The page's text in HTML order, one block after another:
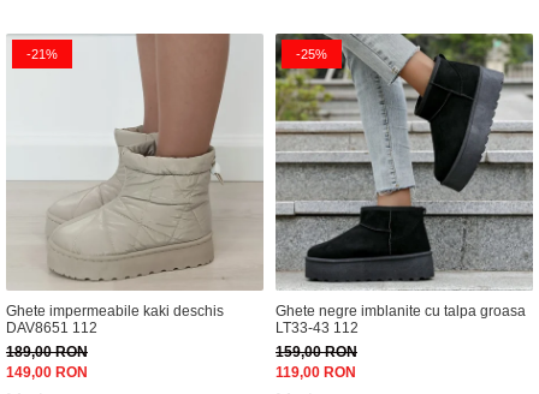
-21%
Ghete impermeabile kaki deschis
DAV8651 112
189,00 RON
149,00 RON
-25%
Ghete negre imblanite cu talpa groasa
LT33-43 112
159,00 RON
119,00 RON